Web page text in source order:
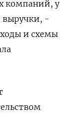
компаний, у
выручки, -
и схемы